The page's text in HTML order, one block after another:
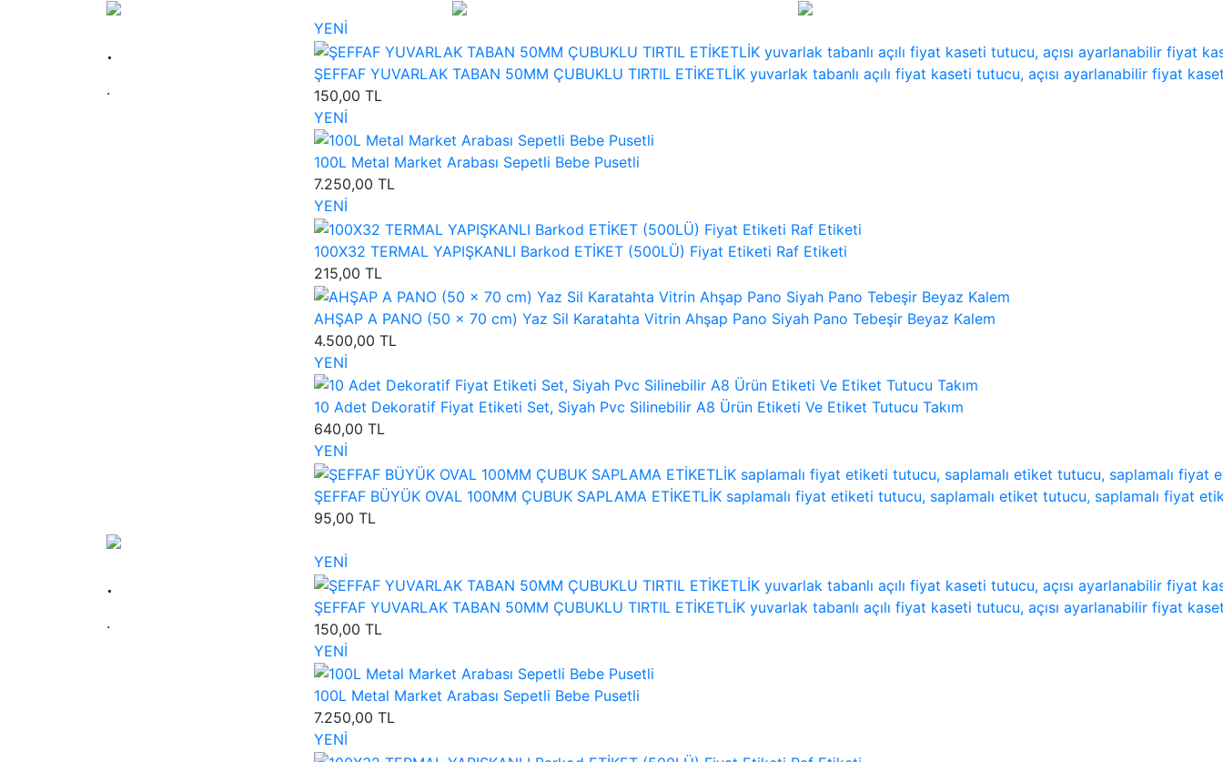
.
.
YENİ
ŞEFFAF YUVARLAK TABAN 50MM ÇUBUKLU TIRTIL ETİKETLİK yuvarlak tabanlı açılı fiyat kaseti tutucu, açısı ayarlanabilir fiyat
150,00 TL
YENİ
100L Metal Market Arabası Sepetli Bebe Pusetli
7.250,00 TL
YENİ
100X32 TERMAL YAPIŞKANLI Barkod ETİKET (500LÜ) Fiyat Etiketi Raf Etiketi
215,00 TL
AHŞAP A PANO (50 x 70 cm) Yaz Sil Karatahta Vitrin Ahşap Pano Siyah Pano Tebeşir Beyaz Kalem
4.500,00 TL
YENİ
10 Adet Dekoratif Fiyat Etiketi Set, Siyah Pvc Silinebilir A8 Ürün Etiketi Ve Etiket Tutucu Takım
640,00 TL
YENİ
ŞEFFAF BÜYÜK OVAL 100MM ÇUBUK SAPLAMA ETİKETLİK saplamalı fiyat etiketi tutucu, saplamalı etiket tutucu, saplamalı fiyat
95,00 TL
.
.
YENİ
ŞEFFAF YUVARLAK TABAN 50MM ÇUBUKLU TIRTIL ETİKETLİK yuvarlak tabanlı açılı fiyat kaseti tutucu, açısı ayarlanabilir fiyat
150,00 TL
YENİ
100L Metal Market Arabası Sepetli Bebe Pusetli
7.250,00 TL
YENİ